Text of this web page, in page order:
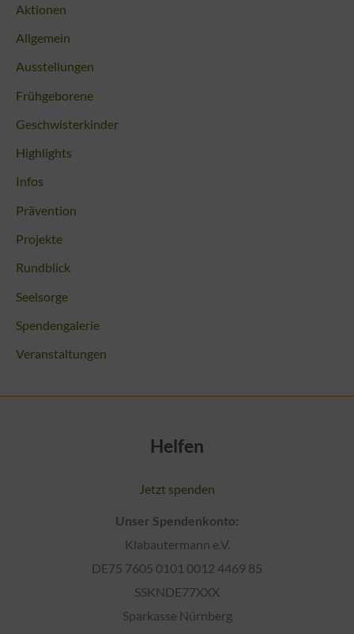
Aktionen
Allgemein
Ausstellungen
Frühgeborene
Geschwisterkinder
Highlights
Infos
Prävention
Projekte
Rundblick
Seelsorge
Spendengalerie
Veranstaltungen
Helfen
Jetzt spenden
Unser Spendenkonto:
Klabautermann e.V.
DE75 7605 0101 0012 4469 85
SSKNDE77XXX
Sparkasse Nürnberg